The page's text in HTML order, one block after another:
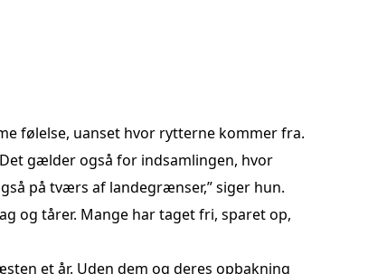
følelse, uanset hvor rytterne kommer fra.
gælder også for indsamlingen, hvor
på tværs af landegrænser,” siger hun.
og tårer. Mange har taget fri, sparet op,
et år. Uden dem og deres opbakning